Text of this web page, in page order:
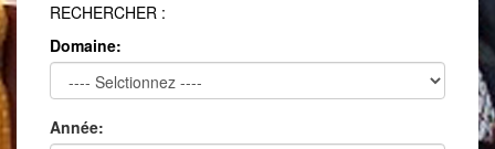
RECHERCHER :
Domaine:
Année: